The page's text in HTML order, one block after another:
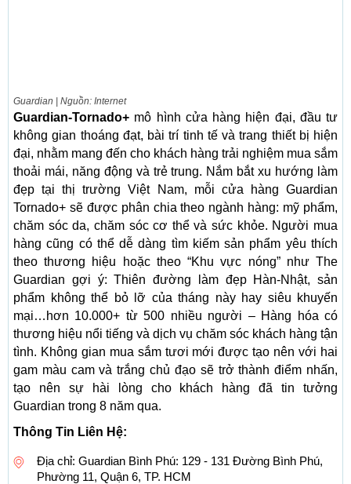
Guardian | Nguồn: Internet
Guardian-Tornado+ mô hình cửa hàng hiện đại, đầu tư
không gian thoáng đạt, bài trí tinh tế và trang thiết bị hiện
đại, nhằm mang đến cho khách hàng trải nghiệm mua sắm
thoải mái, năng động và trẻ trung. Nắm bắt xu hướng làm
đẹp tại thị trường Việt Nam, mỗi cửa hàng Guardian
Tornado+ sẽ được phân chia theo ngành hàng: mỹ phẩm,
chăm sóc da, chăm sóc cơ thể và sức khỏe. Người mua
hàng cũng có thể dễ dàng tìm kiếm sản phẩm yêu thích
theo thương hiệu hoặc theo “Khu vực nóng” như The
Guardian gợi ý: Thiên đường làm đẹp Hàn-Nhật, sản
phẩm không thể bỏ lỡ của tháng này hay siêu khuyến
mại…hơn 10.000+ từ 500 nhiều người – Hàng hóa có
thương hiệu nổi tiếng và dịch vụ chăm sóc khách hàng tận
tình. Không gian mua sắm tươi mới được tạo nên với hai
gam màu cam và trắng chủ đạo sẽ trở thành điểm nhấn,
tạo nên sự hài lòng cho khách hàng đã tin tưởng
Guardian trong 8 năm qua.
Thông Tin Liên Hệ:
Địa chỉ: Guardian Bình Phú: 129 - 131 Đường Bình Phú,
Phường 11, Quận 6, TP. HCM